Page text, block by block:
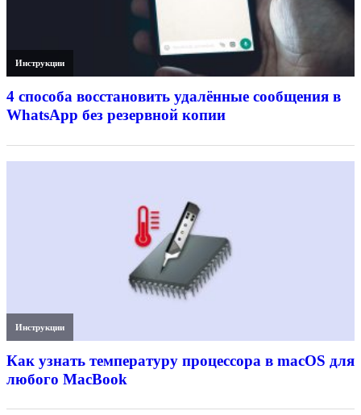
Инструкции
4 способа восстановить удалённые сообщения в
WhatsApp без резервной копии
Инструкции
Как узнать температуру процессора в macOS для
любого MacBook